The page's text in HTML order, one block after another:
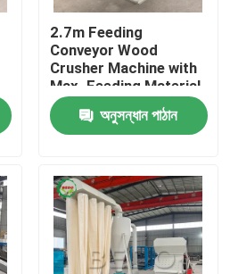
2.7m Feeding
Conveyor Wood
Crusher Machine with
Max. Feeding Material
Thickness of 100mm
and 2100*1450*1700
Mm Size
অনুসন্ধান পাঠান